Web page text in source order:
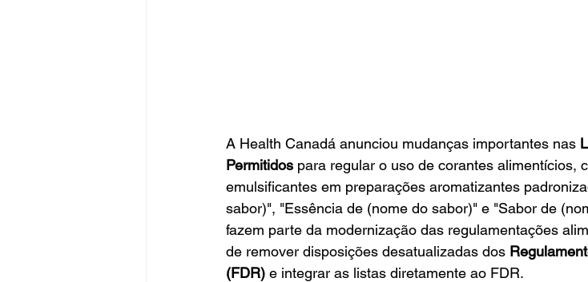
A Health Canadá anunciou mudanças importantes nas
Permitidos para regular o uso de corantes alimentícios,
emulsificantes em preparações aromatizantes
sabor)", "Essência de (nome do sabor)" e "Sabor de
fazem parte da modernização das regulamentações
de remover disposições desatualizadas dos
(FDR) e integrar as listas diretamente ao FDR.